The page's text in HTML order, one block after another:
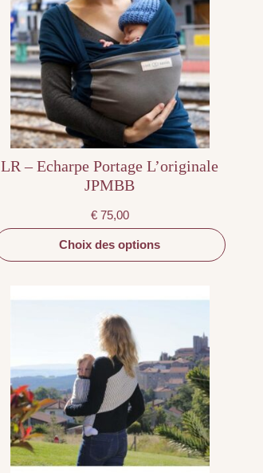
LR – Echarpe Portage L’originale
JPMBB
€75,00
Choix des options
variations.
Les
options
peuvent
être
choisies
sur
page
produit